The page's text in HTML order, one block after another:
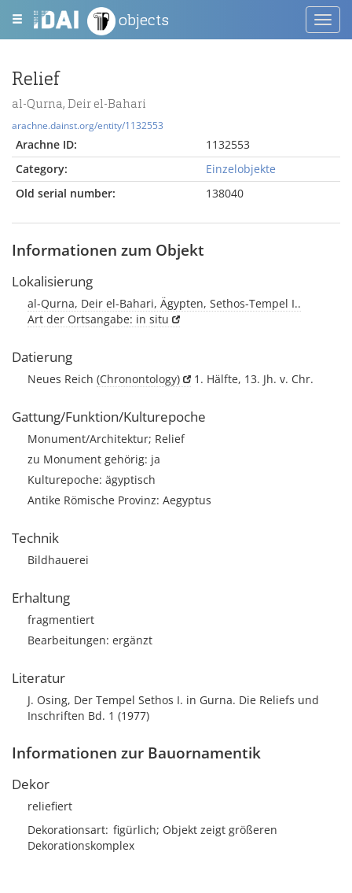
objects
Relief
al-Qurna, Deir el-Bahari
arachne.dainst.org/entity/1132553
Arachne ID:
1132553
Category:
Einzelobjekte
Old serial number:
138040
Informationen zum Objekt
Lokalisierung
al-Qurna, Deir el-Bahari, Ägypten, Sethos-Tempel I..
Art der Ortsangabe: in situ
Datierung
Neues Reich (Chronontology) 1. Hälfte, 13. Jh. v. Chr.
Gattung/Funktion/Kulturepoche
Monument/Architektur; Relief
zu Monument gehörig: ja
Kulturepoche: ägyptisch
Antike Römische Provinz: Aegyptus
Technik
Bildhauerei
Erhaltung
fragmentiert
Bearbeitungen: ergänzt
Literatur
J. Osing, Der Tempel Sethos I. in Gurna. Die Reliefs und
Inschriften Bd. 1 (1977)
Informationen zur Bauornamentik
Dekor
reliefiert
Dekorationsart figürlich; Objekt zeigt größeren
Dekorationskomplex